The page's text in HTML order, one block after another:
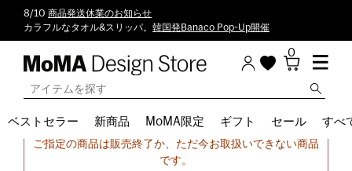
8/10 商品発送休業のお知らせ
カラフルなタオル&スリッパ。 韓国発Banaco Pop-Up開催
0
ベストセラー 新商品 MoMA限定 ギフト セール すべ
申し訳ございません。
ご指定の商品は販売終了か、ただ今お取扱いできない商品
です。